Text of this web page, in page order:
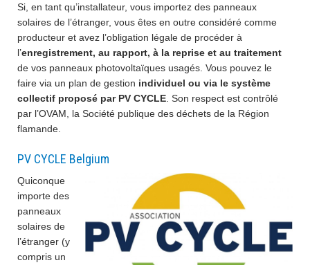
Si, en tant qu’installateur, vous importez des panneaux
solaires de l’étranger, vous êtes en outre considéré comme
producteur et avez l’obligation légale de procéder à
l’enregistrement, au rapport, à la reprise et au traitement
de vos panneaux photovoltaïques usagés. Vous pouvez le
faire via un plan de gestion individuel ou via le système
collectif proposé par PV CYCLE . Son respect est contrôlé
par l’OVAM, la Société publique des déchets de la Région
flamande.
PV CYCLE Belgium
Quiconque
importe des
panneaux
solaires de
l’étranger (y
compris un